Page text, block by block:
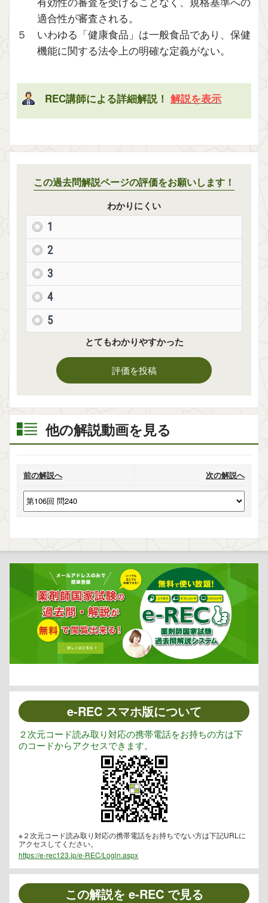
適合性が審査される。
５ いわゆる「健康食品」は一般食品であり、保健
機能に関する法令上の明確な定義がない。
REC講師による詳細解説！ 解説を表示
この過去問解説ページの評価をお願いします！
わかりにくい
1
2
3
4
5
とてもわかりやすかった
評価を投稿
他の解説動画を見る
前の解説へ 次の解説へ
e-REC スマホ版について
２次元コード読み取り対応の携帯電話をお持ちの方は下
のコードからアクセスできます。
※２次元コード読み取り対応の携帯電話をお持ちでない方は下記URLに
アクセスしてください。
https://e-rec123.jp/e-REC/Login.aspx
この解説を e-REC で見る